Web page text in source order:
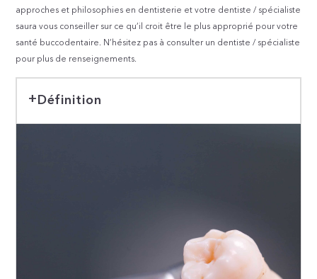
approches et philosophies en dentisterie et votre dentiste / spécialiste
saura vous conseiller sur ce qu’il croit être le plus approprié pour votre
santé buccodentaire. N’hésitez pas à consulter un dentiste / spécialiste
pour plus de renseignements.
Définition